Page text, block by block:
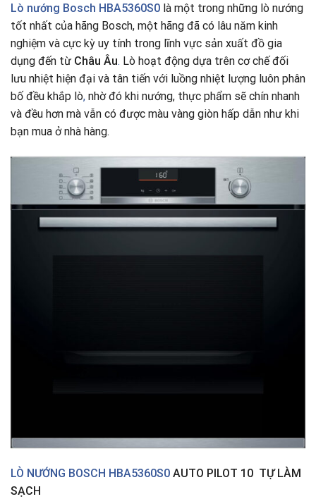
Lò nướng Bosch HBA5360S0 là một trong những lò nướng
tốt nhất của hãng Bosch, một hãng đã có lâu năm kinh
nghiệm và cực kỳ uy tính trong lĩnh vực sản xuất đồ gia
dụng đến từ Châu Âu. Lò hoạt động dựa trên cơ chế đối
lưu nhiệt hiện đại và tân tiến với luồng nhiệt lượng luôn phân
bố đều khắp lò, nhờ đó khi nướng, thực phẩm sẽ chín nhanh
và đều hơn mà vẫn có được màu vàng giòn hấp dẫn như khi
bạn mua ở nhà hàng.
LÒ NƯỚNG BOSCH HBA5360S0 AUTO PILOT 10 TỰ LÀM
SẠCH